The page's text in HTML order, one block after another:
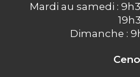
Mardi au samedi :
Dimanche :